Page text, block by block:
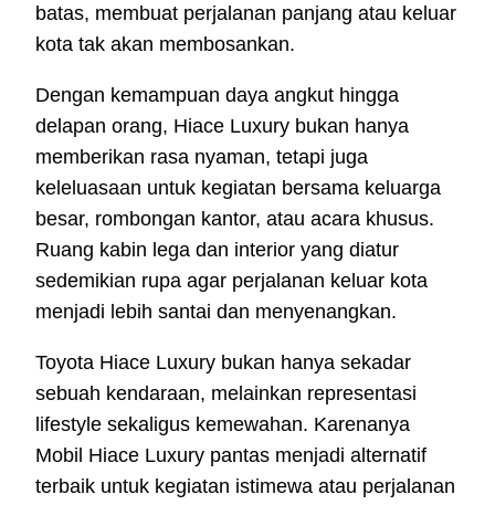
batas, membuat perjalanan panjang atau keluar
kota tak akan membosankan.
Dengan kemampuan daya angkut hingga
delapan orang, Hiace Luxury bukan hanya
memberikan rasa nyaman, tetapi juga
keleluasaan untuk kegiatan bersama keluarga
besar, rombongan kantor, atau acara khusus.
Ruang kabin lega dan interior yang diatur
sedemikian rupa agar perjalanan keluar kota
menjadi lebih santai dan menyenangkan.
Toyota Hiace Luxury bukan hanya sekadar
sebuah kendaraan, melainkan representasi
lifestyle sekaligus kemewahan. Karenanya
Mobil Hiace Luxury pantas menjadi alternatif
terbaik untuk kegiatan istimewa atau perjalanan